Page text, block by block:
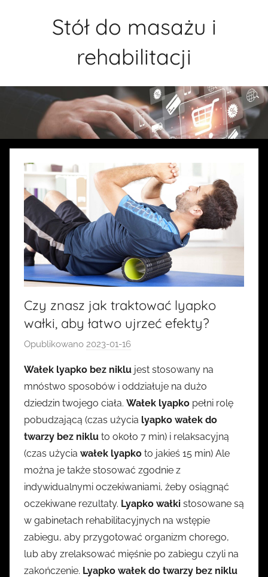
Stół do masażu i
rehabilitacji
Czy znasz jak traktować lyapko
wałki, aby łatwo ujrzeć efekty?
Opublikowano 2023-01-16
z
e
z
k
a
s
i
a
Wałek lyapko bez niklu jest stosowany na
mnóstwo sposobów i oddziałuje na dużo
dziedzin twojego ciała. Wałek lyapko pełni rolę
pobudzającą (czas użycia lyapko wałek do
twarzy bez niklu to około 7 min) i relaksacyjną
(czas użycia wałek lyapko to jakieś 15 min) Ale
można je także stosować zgodnie z
indywidualnymi oczekiwaniami, żeby osiągnąć
oczekiwane rezultaty. Lyapko wałki stosowane są
w gabinetach rehabilitacyjnych na wstępie
zabiegu, aby przygotować organizm chorego,
lub aby zrelaksować mięśnie po zabiegu czyli na
zakończenie. Lyapko wałek do twarzy bez niklu